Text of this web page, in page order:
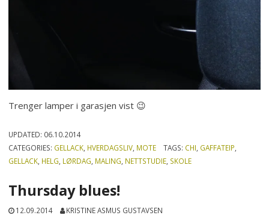
Trenger lamper i garasjen vist 😉
UPDATED: 06.10.2014
CATEGORIES: GELLACK HVERDAGSLIV MOTE TAGS: CHI GAFFATEIP
GELLACK HELG LØRDAG MALING NETTSTUDIE SKOLE
Thursday blues!
12.09.2014 KRISTINE ASMUS GUSTAVSEN